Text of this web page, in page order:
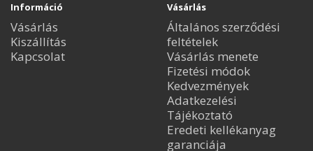
Információ
Vásárlás
Kiszállítás
Kapcsolat
Vásárlás
Általános szerződési
feltételek
Vásárlás menete
Fizetési módok
Kedvezmények
Adatkezelési
Tájékoztató
Eredeti kellékanyag
garanciája